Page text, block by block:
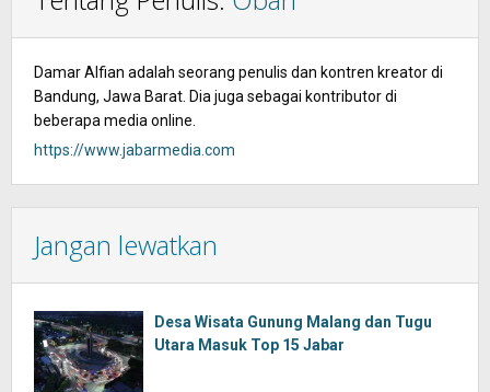
Damar Alfian adalah seorang penulis dan kontren kreator di
Bandung, Jawa Barat. Dia juga sebagai kontributor di
beberapa media online.
https://www.jabarmedia.com
Jangan lewatkan
Desa Wisata Gunung Malang dan Tugu
Utara Masuk Top 15 Jabar